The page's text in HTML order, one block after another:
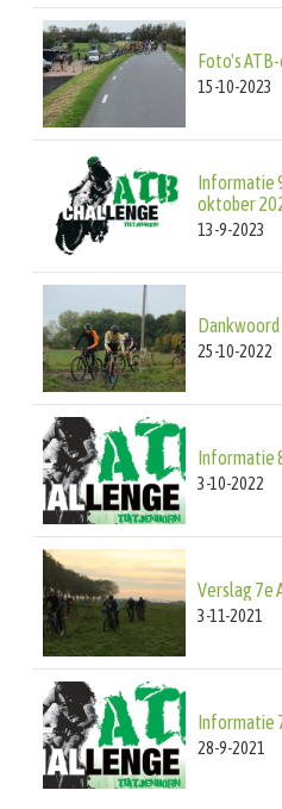
Foto's
15-10-2023
Informatie
oktober
13-9-2023
25-10-2022
Informatie
3-10-2022
Verslag 7e
3-11-2021
Informatie
28-9-2021